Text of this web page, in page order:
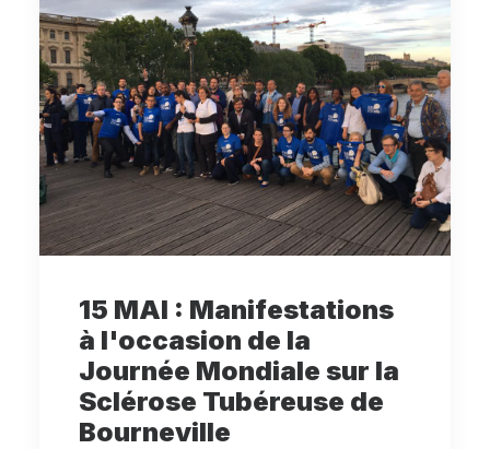
15 MAI : Manifestations
à l'occasion de la
Journée Mondiale sur la
Sclérose Tubéreuse de
Bourneville